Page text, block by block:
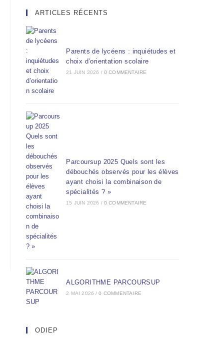
ARTICLES RÉCENTS
Parents de lycéens : inquiétudes et
choix d’orientation scolaire
21 JUIN 2026 / 0 COMMENTAIRE
Parcoursup 2025 Quels sont les
débouchés observés pour les élèves
ayant choisi la combinaison de
spécialités ? »
15 JUIN 2026 / 0 COMMENTAIRE
ALGORITHME PARCOURSUP
2 MAI 2026 / 0 COMMENTAIRE
ODIEP